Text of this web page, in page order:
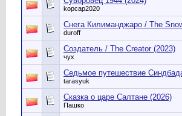
kopcap2020
Снега Килиманджаро / The
duroff
Создатель / The Creator (2023)
чух
Седьмое путешествие
tarasyuk
Сказка о царе Салтане (2026)
Пашко